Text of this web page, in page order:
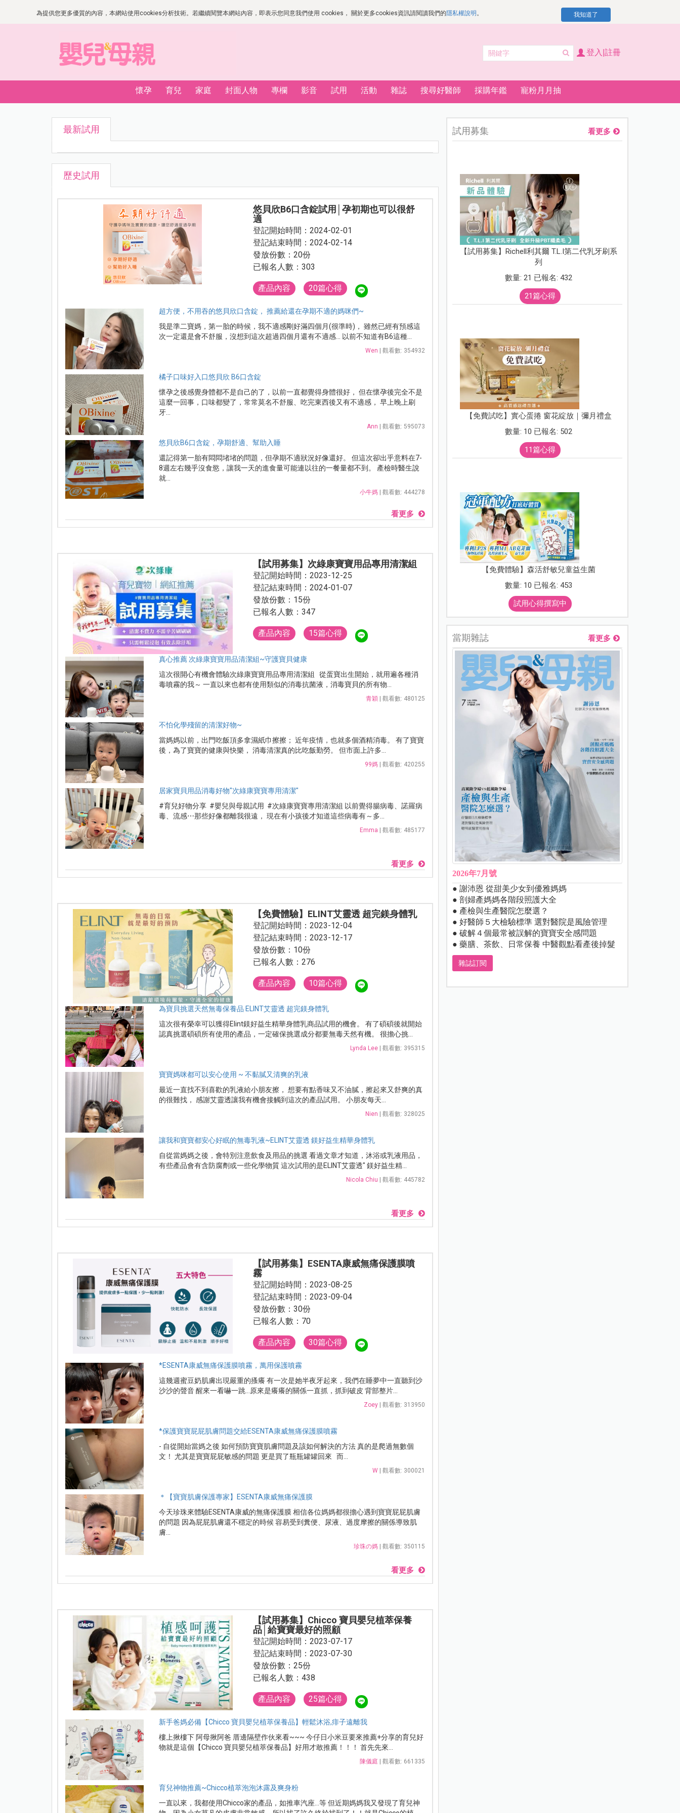
為提供您更多優質的內容，本網站使用cookies分析技術。若繼續閱覽本網站內容，即表示您同意我們使用 cookies， 關於更多cookies資訊請閱讀我們的隱私權說明 。 我知道了
登入|註冊
懷孕 育兒 家庭 封面人物 專欄 影音 試用 活動 雜誌 搜尋好醫師 採購年鑑 寵粉月月抽
最新試用
歷史試用
悠貝欣B6口含錠試用│孕初期也可以很舒
適
登記開始時間：2024-02-01
登記結束時間：2024-02-14
發放份數：20份
已報名人數：303
產品內容 20篇心得
超方便，不用吞的悠貝欣口含錠， 推薦給還在孕期不適的媽咪們~
我是準二寶媽，第一胎的時候，我不適感剛好滿四個月(很準時)， 雖然已經有預感這
次一定還是會不舒服，沒想到這次超過四個月還有不適感... 以前不知道有B6這種...
Wen | 觀看數: 354932
橘子口味好入口悠貝欣 B6口含錠
懷孕之後感覺身體都不是自己的了，以前一直都覺得身體很好， 但在懷孕後完全不是
這麼一回事，口味都變了，常常莫名不舒服、吃完東西後又有不適感， 早上晚上刷
牙...
Ann | 觀看數: 595073
悠貝欣B6口含錠，孕期舒適、幫助入睡
還記得第一胎有悶悶堵堵的問題，但孕期不適狀況好像還好。 但這次卻出乎意料在7-
8週左右幾乎沒食慾，讓我一天的進食量可能連以往的一餐量都不到。 產檢時醫生說
就...
小牛媽 | 觀看數: 444278
看更多
【試用募集】次綠康寶寶用品專用清潔組
登記開始時間：2023-12-25
登記結束時間：2024-01-07
發放份數：15份
已報名人數：347
產品內容 15篇心得
真心推薦 次綠康寶寶用品清潔組~守護寶貝健康
這次很開心有機會體驗次綠康寶寶用品專用清潔組 從蛋寶出生開始，就用遍各種消
毒噴霧的我～ 一直以來也都有使用類似的消毒抗菌液，消毒寶貝的所有物...
青穎 | 觀看數: 480125
不怕化學殘留的清潔好物~
當媽媽以前，出門吃飯頂多拿濕紙巾擦擦； 近年疫情，也就多個酒精消毒。 有了寶寶
後，為了寶寶的健康與快樂， 消毒清潔真的比吃飯勤勞。 但市面上許多...
99媽 | 觀看數: 420255
居家寶貝用品消毒好物"次綠康寶寶專用清潔"
#育兒好物分享 #嬰兒與母親試用 #次綠康寶寶專用清潔組 以前覺得腸病毒、諾羅病
毒、流感⋯那些好像都離我很遠， 現在有小孩後才知道這些病毒有～多...
Emma | 觀看數: 485177
看更多
【免費體驗】ELINT艾靈透 超完鎂身體乳
登記開始時間：2023-12-04
登記結束時間：2023-12-17
發放份數：10份
已報名人數：276
產品內容 10篇心得
為寶貝挑選天然無毒保養品 ELINT艾靈透 超完鎂身體乳
這次很有榮幸可以獲得Elint鎂好益生精華身體乳商品試用的機會。 有了碩碩後就開始
認真挑選碩碩所有使用的產品，一定確保挑選成分都要無毒天然有機。 很擔心挑...
Lynda Lee | 觀看數: 395315
寶寶媽咪都可以安心使用 ~ 不黏膩又清爽的乳液
最近一直找不到喜歡的乳液給小朋友擦， 想要有點香味又不油膩，擦起來又舒爽的真
的很難找， 感謝艾靈透讓我有機會接觸到這次的產品試用。 小朋友每天...
Nien | 觀看數: 328025
讓我和寶寶都安心好眠的無毒乳液~ELINT艾靈透 鎂好益生精華身體乳
自從當媽媽之後，會特別注意飲食及用品的挑選 看過文章才知道，沐浴或乳液用品，
有些產品會有含防腐劑或一些化學物質 這次試用的是ELINT艾靈透" 鎂好益生精...
Nicola Chiu | 觀看數: 445782
看更多
【試用募集】ESENTA康威無痛保護膜噴
霧
登記開始時間：2023-08-25
登記結束時間：2023-09-04
發放份數：30份
已報名人數：70
產品內容 30篇心得
*ESENTA康威無痛保護膜噴霧，萬用保護噴霧
這幾週蜜豆奶肌膚出現嚴重的搔癢 有一次是她半夜牙起來，我們在睡夢中一直聽到沙
沙沙的聲音 醒來一看嚇一跳…原來是癢癢的關係一直抓，抓到破皮 背部整片...
Zoey | 觀看數: 313950
*保護寶寶屁屁肌膚問題交給ESENTA康威無痛保護膜噴霧
- 自從開始當媽之後 如何預防寶寶肌膚問題及該如何解決的方法 真的是爬過無數個
文！ 尤其是寶寶屁屁敏感的問題 更是買了瓶瓶罐罐回來 而...
W | 觀看數: 300021
＊【寶寶肌膚保護專家】ESENTA康威無痛保護膜
今天珍珠來體驗ESENTA康威的無痛保護膜 相信各位媽媽都很擔心遇到寶寶屁屁肌膚
的問題 因為屁屁肌膚還不穩定的時候 容易受到糞便、尿液、過度摩擦的關係導致肌
膚...
珍珠の媽 | 觀看數: 350115
看更多
【試用募集】Chicco 寶貝嬰兒植萃保養
品│給寶寶最好的照顧
登記開始時間：2023-07-17
登記結束時間：2023-07-30
發放份數：25份
已報名人數：438
產品內容 25篇心得
新手爸媽必備【Chicco 寶貝嬰兒植萃保養品】輕鬆沐浴,痱子遠離我
樓上揪樓下 阿母揪阿爸 厝邊隔壁作伙來看~~~ 今仔日小米豆要來推薦+分享的育兒好
物就是這個【Chicco 寶貝嬰兒植萃保養品】好用才敢推薦！！！ 首先先來...
陳儀庭 | 觀看數: 661335
育兒神物推薦~Chicco植萃泡泡沐露及爽身粉
一直以來，我都使用Chicco家的產品，如推車汽座…等 但近期媽媽我又發現了育兒神
試用募集 看更多
【試用募集】Richell利其爾 T.L.I第二代乳牙刷系
列
數量: 21 已報名: 432
21篇心得
【免費試吃】實心蛋捲 窗花綻放｜彌月禮盒
數量: 10 已報名: 502
11篇心得
【免費體驗】森活舒敏兒童益生菌
數量: 10 已報名: 453
試用心得撰寫中
當期雜誌 看更多
2026年7月號
● 謝沛恩 從甜美少女到優雅媽媽
● 剖婦產媽媽各階段照護大全
● 產檢與生產醫院怎麼選？
● 好醫師５大檢驗標準 選對醫院是風險管理
● 破解４個最常被誤解的寶寶安全感問題
● 藥膳、茶飲、日常保養 中醫觀點看產後掉髮
雜誌訂閱